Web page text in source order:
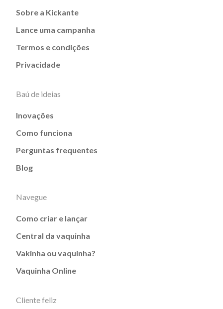
Sobre a Kickante
Lance uma campanha
Termos e condições
Privacidade
Baú de ideias
Inovações
Como funciona
Perguntas frequentes
Blog
Navegue
Como criar e lançar
Central da vaquinha
Vakinha ou vaquinha?
Vaquinha Online
Cliente feliz